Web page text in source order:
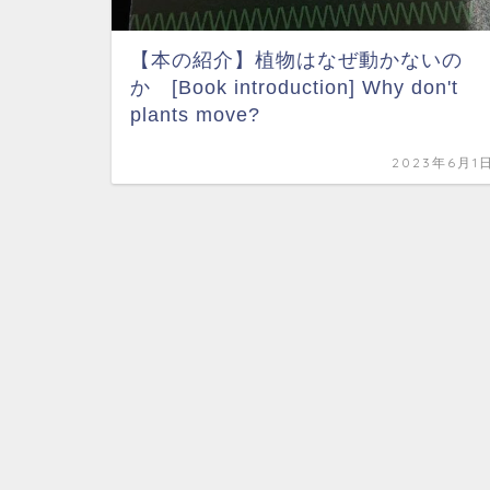
【本の紹介】植物はなぜ動かないの
か [Book introduction] Why don't
plants move?
2023年6月1